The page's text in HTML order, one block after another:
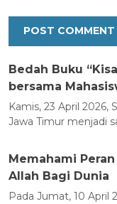
Bedah Buku
bersama
Kamis, 23 April 2026,
Jawa Timur menjadi
Memahami
Allah Bagi Dunia
Pada Jumat, 10 April